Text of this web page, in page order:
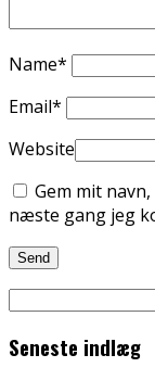
Name*
Email*
Website
Gem mit
næste gang jeg
Seneste indlæg